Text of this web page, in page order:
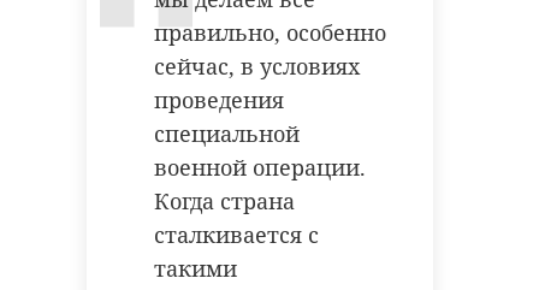
правильно, особенно
сейчас, в условиях
проведения
специальной
военной операции.
Когда страна
сталкивается с
такими